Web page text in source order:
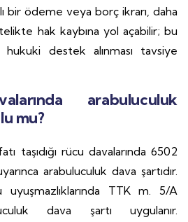
bir ödeme veya borç ikrarı, daha
hak kaybına yol açabilir; bu
destek alınması tavsiye
arabuluculuk
mu?
taşıdığı rücu davalarında 6502
arabuluculuk dava şartıdır.
TTK m. 5/A
dava şartı uygulanır.